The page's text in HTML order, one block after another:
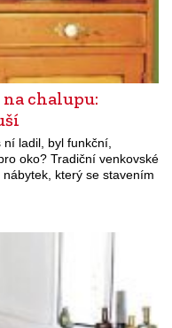
chalupu:
ladil, byl funkční,
oko? Tradiční venkovské
který se stavením